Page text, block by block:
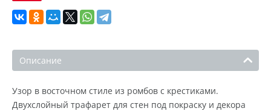
Описание
Узор в восточном стиле из ромбов с крестиками.
Двухслойный трафарет для стен под покраску и декора